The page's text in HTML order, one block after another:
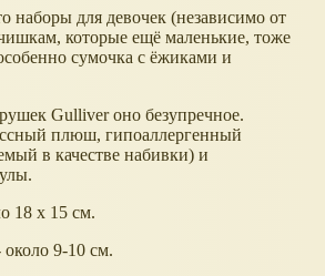
наборы для девочек (независимо от
которые ещё маленькие, тоже
сумочка с ёжиками и
Gulliver оно безупречное.
плюш, гипоаллергенный
в качестве набивки) и
18 х 15 см.
9-10 см.